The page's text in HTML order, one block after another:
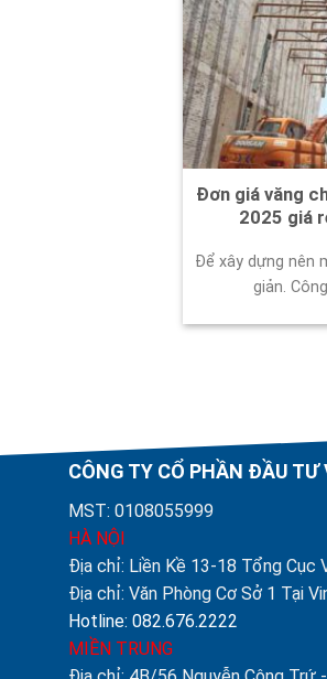
Đơn giá văng
2025 giá
Để xây dựng nên
giản.
CÔNG TY CỔ PHẦN ĐẦU TƯ
MST: 0108055999
HÀ NỘI
Địa chỉ: Liền Kề 13-18 Tổng Cục
Địa chỉ: Văn Phòng Cơ Sở 1 Tại
Hotline: 082.676.2222
MIỀN TRUNG